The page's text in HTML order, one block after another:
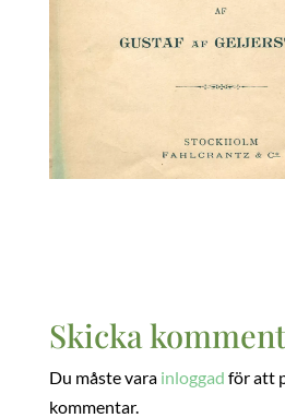
Skicka
Du måste vara inloggad för att
kommentar.